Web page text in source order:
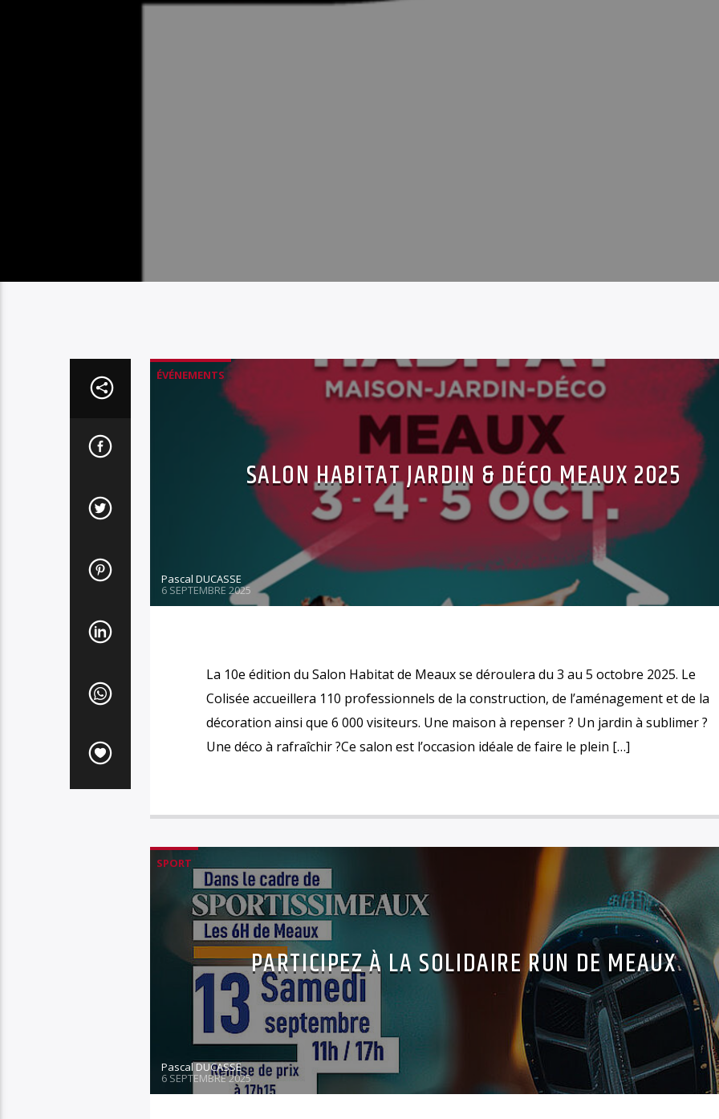
ÉVÉNEMENTS
SALON HABITAT JARDIN & DÉCO MEAUX 2025
Pascal DUCASSE
6 SEPTEMBRE 2025
La 10e édition du Salon Habitat de Meaux se déroulera du 3 au 5 octobre 2025. Le
Colisée accueillera 110 professionnels de la construction, de l’aménagement et de la
décoration ainsi que 6 000 visiteurs. Une maison à repenser ? Un jardin à sublimer ?
Une déco à rafraîchir ?Ce salon est l’occasion idéale de faire le plein […]
SPORT
PARTICIPEZ À LA SOLIDAIRE RUN DE MEAUX
Pascal DUCASSE
6 SEPTEMBRE 2025